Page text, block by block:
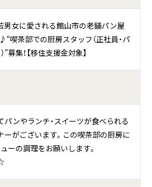
館山市北条1882
かぱんカフェ
カフェ
君津市外箕輪２丁目８−２５
男女に愛される館山市の老舗パン屋
喫茶部での厨房スタッフ（正社員・パ
”募集！【移住支援金対象】
パンやランチ・スイーツが食べられる
ーがございます。この喫茶部の厨房に
ーの調理をお願いします。